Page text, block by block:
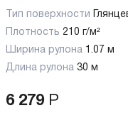
Тип поверхности
Плотность 210 г/м²
Ширина рулона 1.07 м
Длина рулона 30 м
6 279 Р